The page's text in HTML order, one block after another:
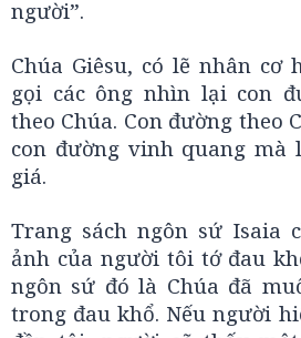
người”.
Chúa Giêsu, có lẽ nhân cơ
gọi các ông nhìn lại con
theo Chúa. Con đường theo
con đường vinh quang mà
giá.
Trang sách ngôn sứ Isaia
ảnh của người tôi tớ đau
ngôn sứ đó là Chúa đã
trong đau khổ. Nếu người